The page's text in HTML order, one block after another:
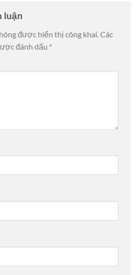
luận
được hiển thị công khai.Các
đánh dấu *